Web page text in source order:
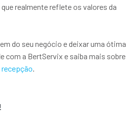
realmente reflete os valores da
do seu negócio e deixar uma ótima
com a BertServix e saiba mais sobre
.